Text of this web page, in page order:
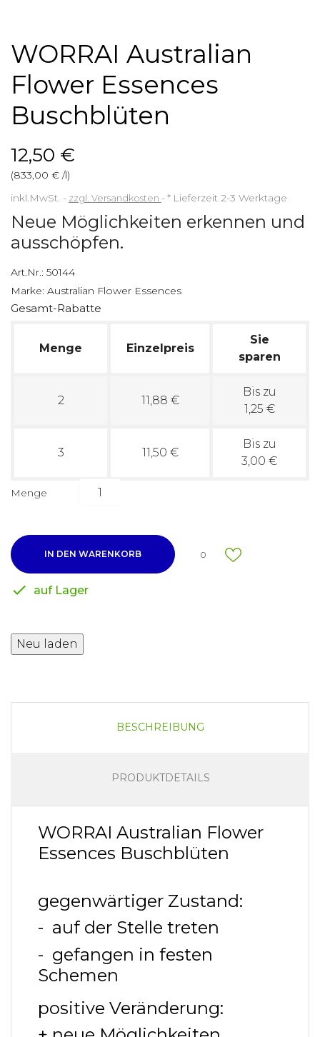
WORRAI Australian
Flower Essences
Buschblüten
12,50 €
(833,00 € /l)
inkl.MwSt.
zzgl. Versandkosten * Lieferzeit 2-3 Werktage
Neue Möglichkeiten erkennen und
ausschöpfen.
Art.Nr.: 50144
Marke: Australian Flower Essences
Gesamt-Rabatte
Menge Einzelpreis
Sie
sparen
2 11,88 €
Bis zu
1,25 €
3 11,50 €
Bis zu
3,00 €
Menge
IN DEN WARENKORB 0
 auf Lager
BESCHREIBUNG
PRODUKTDETAILS
WORRAI Australian Flower
Essences Buschblüten
gegenwärtiger Zustand:
- auf der Stelle treten
- gefangen in festen
Schemen
positive Veränderung: